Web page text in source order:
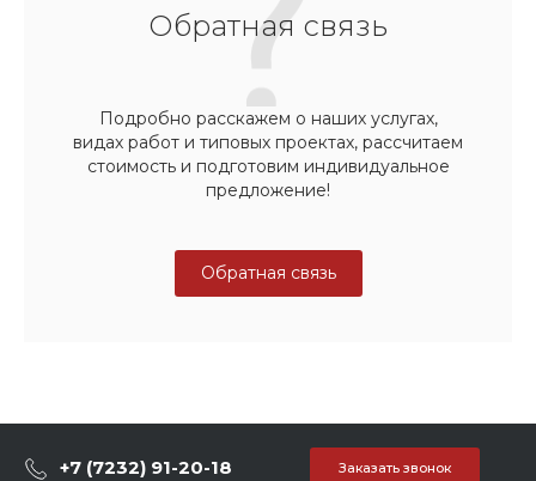
Обратная связь
Подробно расскажем о наших услугах,
видах работ и типовых проектах, рассчитаем
стоимость и подготовим индивидуальное
предложение!
Обратная связь
+7 (7232) 91-20-18 Заказать звонок